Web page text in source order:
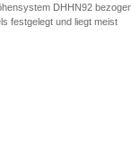
DHHN92
festgelegt und liegt meist